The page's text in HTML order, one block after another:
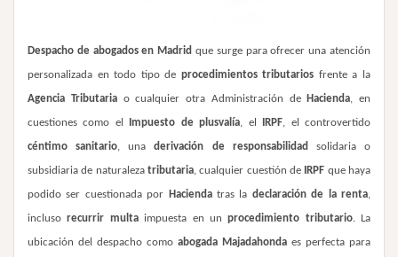
Despacho de abogados en Madrid que surgepara ofrecer una atención
personalizada en todo tipo de procedimientos tributarios frente a la
Agencia Tributariao cualquier otra Administración de Hacienda , en
cuestiones como el Impuesto de plusvalía , el IRPF , el controvertido
céntimo sanitario , unaderivación de responsabilidad solidaria o
subsidiaria de naturaleza tributaria , cualquier cuestión de IRPF que haya
podido ser cuestionada por Haciendatras la declaración de la renta
inclusorecurrir multaimpuesta en unprocedimiento tributario. La
ubicación del despacho como abogada Majadahonda es perfecta para